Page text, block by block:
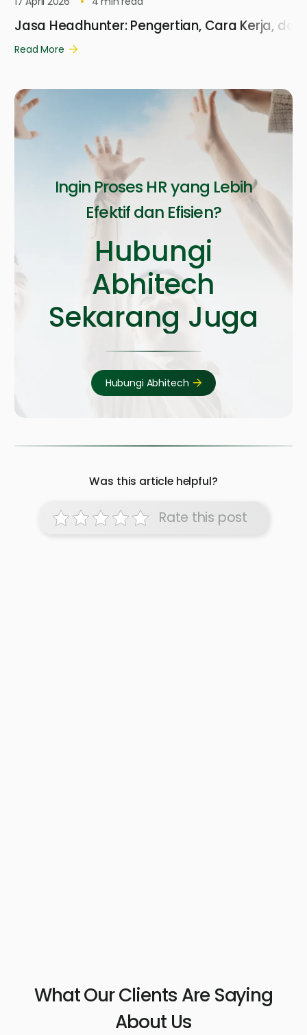
Jasa Headhunter: Pengertian, Cara Kerja,
Read More
Ingin Proses HR yang Lebih
Efektif dan Efisien?
Hubungi
Abhitech
Sekarang Juga
Hubungi Abhitech
Was this article helpful?
Rate this post
What Our Clients Are Saying
About Us